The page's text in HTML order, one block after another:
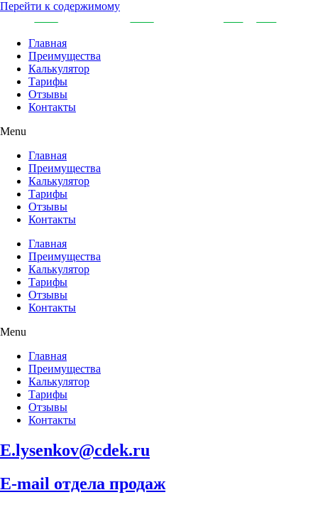
Перейти к содержимому
Главная
Преимущества
Калькулятор
Тарифы
Отзывы
Контакты
Menu
Главная
Преимущества
Калькулятор
Тарифы
Отзывы
Контакты
Главная
Преимущества
Калькулятор
Тарифы
Отзывы
Контакты
Menu
Главная
Преимущества
Калькулятор
Тарифы
Отзывы
Контакты
E.lysenkov@cdek.ru
E-mail отдела продаж